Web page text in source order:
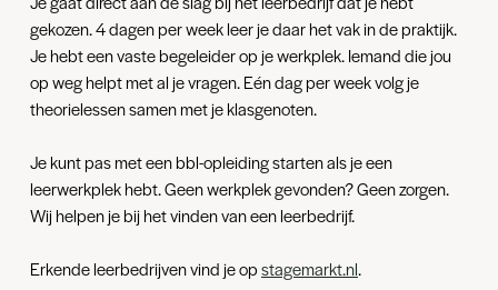
zoveel mogelijk te maken hebben met het beroep dat je straks
gaat uitoefenen.
gekozen. 4 dagen per week leer je daar het vak in de praktijk.
Je hebt een vaste begeleider op je werkplek. Iemand die jou
op weg helpt met al je vragen. Eén dag per week volg je
theorielessen samen met je klasgenoten.
Je kunt pas met een bbl-opleiding starten als je een
leerwerkplek hebt. Geen werkplek gevonden? Geen zorgen.
Wij helpen je bij het vinden van een leerbedrijf.
Erkende leerbedrijven vind je opstagemarkt.nl.